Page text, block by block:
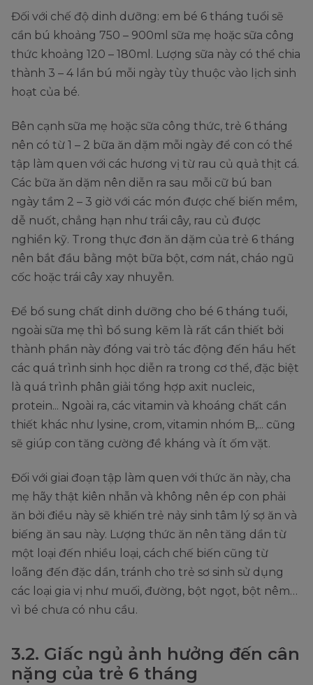
Đối với chế độ dinh dưỡng: em bé 6 tháng tuổi sẽ
cần bú khoảng 750 – 900ml sữa mẹ hoặc sữa công
thức khoảng 120 – 180ml. Lượng sữa này có thể chia
thành 3 – 4 lần bú mỗi ngày tùy thuộc vào lịch sinh
hoạt của bé.
Bên cạnh sữa mẹ hoặc sữa công thức, trẻ 6 tháng
nên có từ 1 – 2 bữa ăn dặm mỗi ngày để con có thể
tập làm quen với các hương vị từ rau củ quả thịt cá.
Các bữa ăn dặm nên diễn ra sau mỗi cữ bú ban
ngày tầm 2 – 3 giờ với các món được chế biến mềm,
dễ nuốt, chẳng hạn như trái cây, rau củ được
nghiền kỹ. Trong thực đơn ăn dặm của trẻ 6 tháng
nên bắt đầu bằng một bữa bột, cơm nát, cháo ngũ
cốc hoặc trái cây xay nhuyễn.
Để bổ sung chất dinh dưỡng cho bé 6 tháng tuổi,
ngoài sữa mẹ thì bổ sung kẽm là rất cần thiết bởi
thành phần này đóng vai trò tác động đến hầu hết
các quá trình sinh học diễn ra trong cơ thể, đặc biệt
là quá trình phân giải tổng hợp axit nucleic,
protein... Ngoài ra, các vitamin và khoáng chất cần
thiết khác như lysine, crom, vitamin nhóm B,... cũng
sẽ giúp con tăng cường đề kháng và ít ốm vặt.
Đối với giai đoạn tập làm quen với thức ăn này, cha
mẹ hãy thật kiên nhẫn và không nên ép con phải
ăn bởi điều này sẽ khiến trẻ nảy sinh tâm lý sợ ăn và
biếng ăn sau này. Lượng thức ăn nên tăng dần từ
một loại đến nhiều loại, cách chế biến cũng từ
loãng đến đặc dần, tránh cho trẻ sơ sinh sử dụng
các loại gia vị như muối, đường, bột ngọt, bột nêm…
vì bé chưa có nhu cầu.
3.2. Giấc ngủ ảnh hưởng đến cân
nặng của trẻ 6 tháng